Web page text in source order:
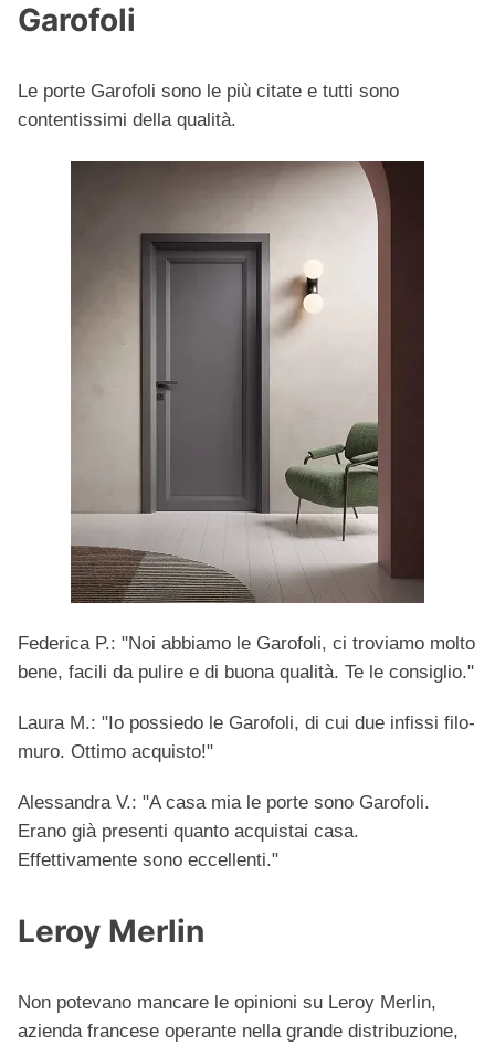
Garofoli
Le porte Garofoli sono le più citate e tutti sono
contentissimi della qualità.
Federica P.: "Noi abbiamo le Garofoli, ci troviamo molto
bene, facili da pulire e di buona qualità. Te le consiglio."
Laura M.: "Io possiedo le Garofoli, di cui due infissi filo-
muro. Ottimo acquisto!"
Alessandra V.: "A casa mia le porte sono Garofoli.
Erano già presenti quanto acquistai casa.
Effettivamente sono eccellenti."
Leroy Merlin
Non potevano mancare le opinioni su Leroy Merlin,
azienda francese operante nella grande distribuzione,